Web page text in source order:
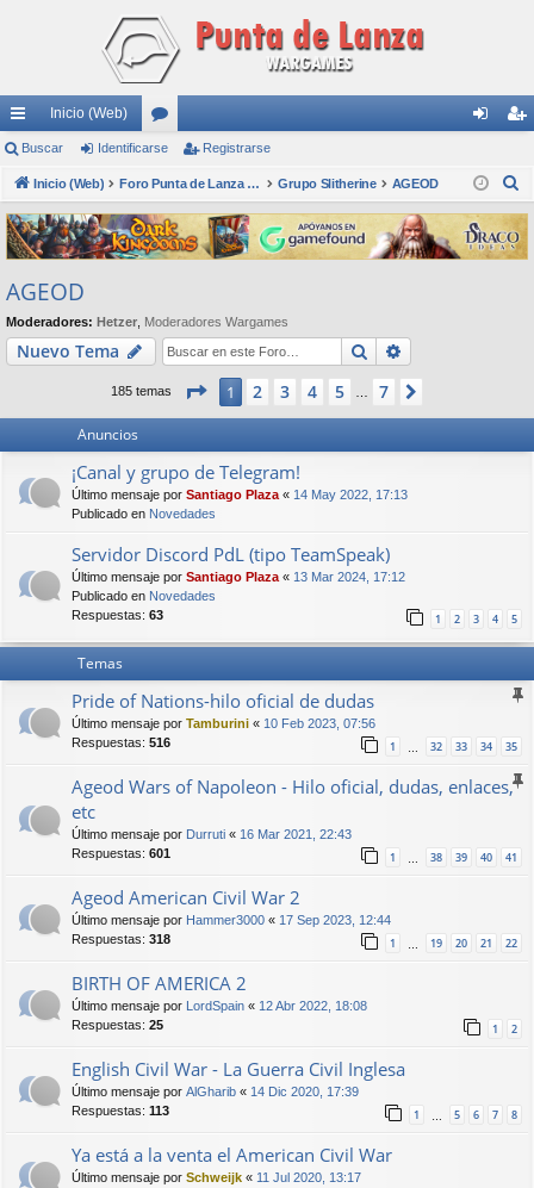
nl
ac
es
rá
pi
do
s
Inicio (Web)
or
os nti
fic
ar
ist
ra
rs
Buscar Identificarse Registrarse
Inicio (Web) Foro Punta de Lanza Wargames Grupo Slitherine AGEOD
s
c
AGEOD
Moderadores: Hetzer Moderadores Wargames
Nuevo Tema Buscar
185 temas Página de 7
1 2 3 4 5 7
Anuncios
¡Canal y grupo de Telegram!
Último mensaje por Santiago Plaza « 14 May 2022, 17:13
Publicado en Novedades
Servidor Discord PdL (tipo TeamSpeak)
Último mensaje por Santiago Plaza « 13 Mar 2024, 17:12
Publicado en Novedades
Respuestas: 63 1 2 3 4 5
Temas
Pride of Nations-hilo oficial de dudas
Último mensaje por Tamburini « 10 Feb 2023, 07:56
Respuestas: 516 1 32 33 34 35
Ageod Wars of Napoleon - Hilo oficial, dudas, enlaces,
etc
Último mensaje por Durruti « 16 Mar 2021, 22:43
Respuestas: 601 1 38 39 40 41
Ageod American Civil War 2
Último mensaje por Hammer3000 « 17 Sep 2023, 12:44
Respuestas: 318 1 19 20 21 22
BIRTH OF AMERICA 2
Último mensaje por LordSpain « 12 Abr 2022, 18:08
Respuestas: 25 1 2
English Civil War - La Guerra Civil Inglesa
Último mensaje por AlGharib « 14 Dic 2020, 17:39
Respuestas: 113 1 … 5 6 7 8
Ya está a la venta el American Civil War
Último mensaje por Schweijk « 11 Jul 2020, 13:17